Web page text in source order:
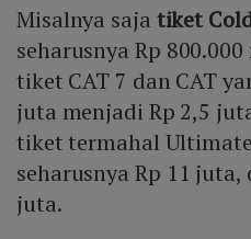
Misalnya saja tiket
seharusnya Rp
tiket CAT 7 dan CAT
juta menjadi Rp 2,5
tiket termahal
seharusnya Rp 11
juta.